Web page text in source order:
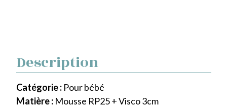
Description
Catégorie : Pour bébé
Matière : Mousse RP25 + Visco 3cm